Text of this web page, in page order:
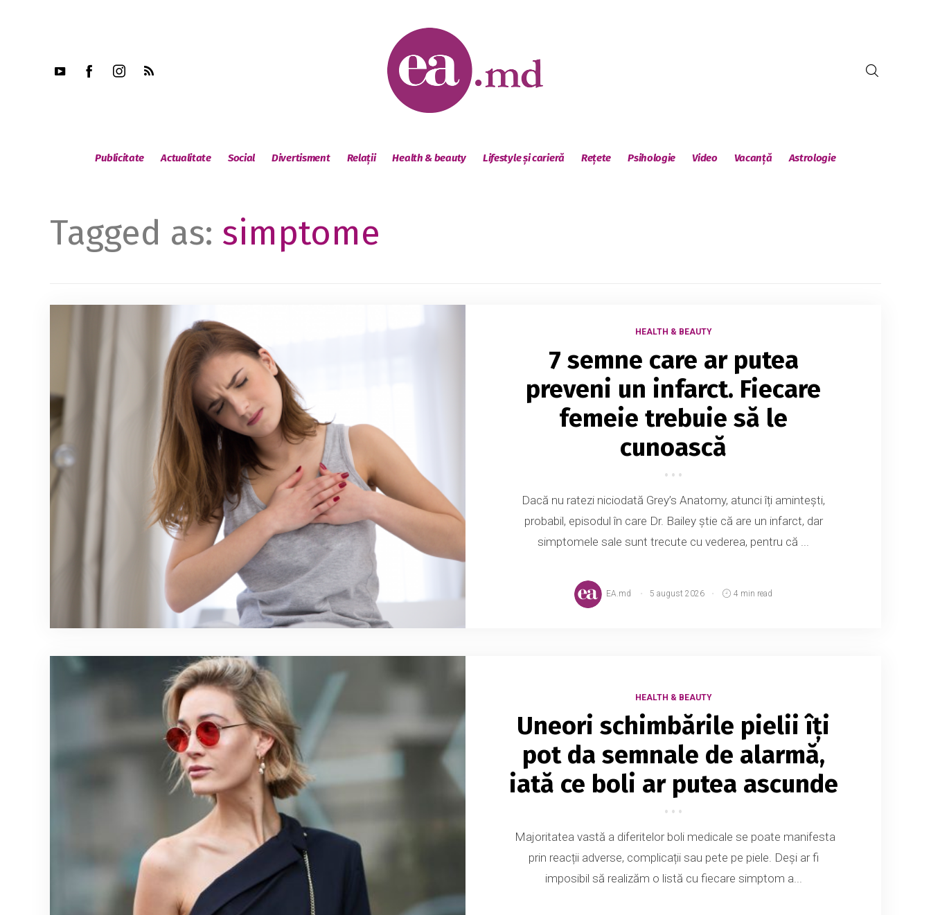
Publicitate Actualitate Social Divertisment Relații Health & beauty Lifestyle și carieră Rețete Psihologie Video Vacanță Astrologie
Tagged as: simptome
HEALTH & BEAUTY
7 semne care ar putea
preveni un infarct. Fiecare
femeie trebuie să le
cunoască
Dacă nu ratezi niciodată Grey’s Anatomy, atunci îți amintești,
probabil, episodul în care Dr. Bailey știe că are un infarct, dar
simptomele sale sunt trecute cu vederea, pentru că ...
EA.md 5 august 2026 4 min read
HEALTH & BEAUTY
Uneori schimbările pielii îți
pot da semnale de alarmă,
iată ce boli ar putea ascunde
Majoritatea vastă a diferitelor boli medicale se poate manifesta
prin reacții adverse, complicații sau pete pe piele. Deși ar fi
imposibil să realizăm o listă cu fiecare simptom a...